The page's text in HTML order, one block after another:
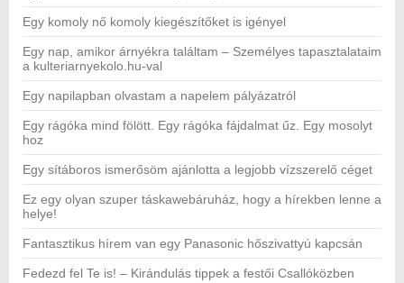
Egy komoly nő komoly kiegészítőket is igényel
Egy nap, amikor árnyékra találtam – Személyes tapasztalataim
a kulteriarnyekolo.hu-val
Egy napilapban olvastam a napelem pályázatról
Egy rágóka mind fölött. Egy rágóka fájdalmat űz. Egy mosolyt
hoz
Egy sítáboros ismerősöm ajánlotta a legjobb vízszerelő céget
Ez egy olyan szuper táskawebáruház, hogy a hírekben lenne a
helye!
Fantasztikus hírem van egy Panasonic hőszivattyú kapcsán
Fedezd fel Te is! – Kirándulás tippek a festői Csallóközben